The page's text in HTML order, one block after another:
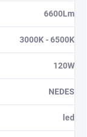
6600Lm
3000K - 6500K
120W
NEDES
led